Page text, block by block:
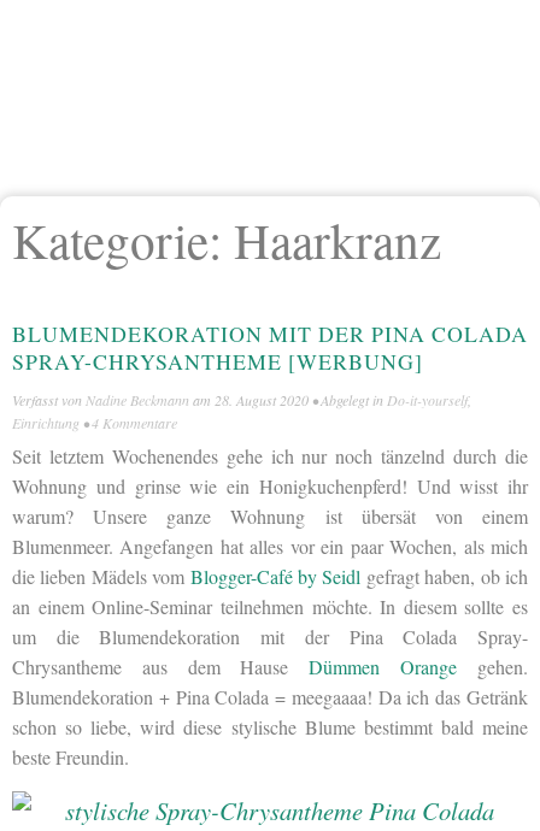
Kategorie: Haarkranz
BLUMENDEKORATION MIT DER PINA COLADA
SPRAY-CHRYSANTHEME [WERBUNG]
Verfasst von Nadine Beckmann am 28. August 2020 • Abgelegt in Do-it-yourself,
Einrichtung •4 Kommentare
Seit letztem Wochenendes gehe ich nur noch tänzelnd durch die
Wohnung und grinse wie ein Honigkuchenpferd! Und wisst ihr
warum? Unsere ganze Wohnung ist übersät von einem
Blumenmeer. Angefangen hat alles vor ein paar Wochen, als mich
die lieben Mädels vom Blogger-Café by Seidl gefragt haben, ob ich
an einem Online-Seminar teilnehmen möchte. In diesem sollte es
um die Blumendekoration mit der Pina Colada Spray-
Chrysantheme aus dem HauseDümmen Orange gehen.
Blumendekoration + Pina Colada = meegaaaa! Da ich das Getränk
schon so liebe, wird diese stylische Blume bestimmt bald meine
beste Freundin.